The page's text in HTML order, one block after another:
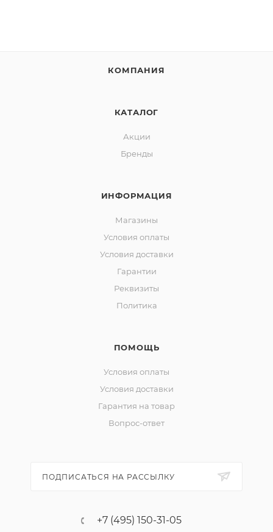
КОМПАНИЯ
КАТАЛОГ
Акции
Бренды
ИНФОРМАЦИЯ
Магазины
Условия оплаты
Условия доставки
Гарантии
Реквизиты
Политика
ПОМОЩЬ
Условия оплаты
Условия доставки
Гарантия на товар
Вопрос-ответ
ПОДПИСАТЬСЯ НА РАССЫЛКУ
+7 (495) 150-31-05